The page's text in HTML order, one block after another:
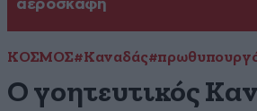
αεροσκάφη
ΚΟΣΜΟΣ#Καναδάς
Ο γοητευτικός